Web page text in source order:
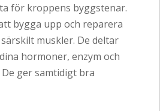
för kroppens byggstenar.
bygga upp och reparera
muskler. De deltar
hormoner, enzym och
ger samtidigt bra